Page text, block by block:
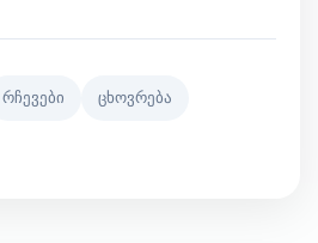
რჩევები ცხოვრება